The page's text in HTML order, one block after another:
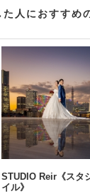
人におすすめ
STUDIO Reir《スタ
イル》